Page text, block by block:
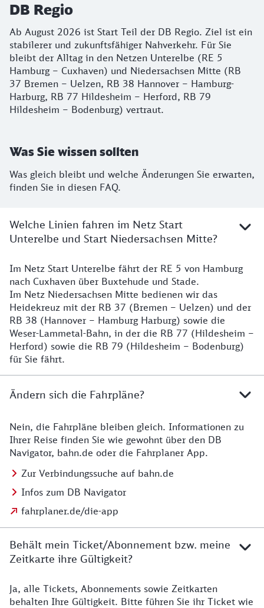
DB Regio
Ab August 2026 ist Start Teil der DB Regio. Ziel ist ein
stabilerer und zukunftsfähiger Nahverkehr. Für Sie
bleibt der Alltag in den Netzen Unterelbe (RE 5
Hamburg – Cuxhaven) und Niedersachsen Mitte (RB
37 Bremen – Uelzen, RB 38 Hannover – Hamburg-
Harburg, RB 77 Hildesheim – Herford, RB 79
Hildesheim – Bodenburg) vertraut.
Was Sie wissen sollten
Was gleich bleibt und welche Änderungen Sie erwarten,
finden Sie in diesen FAQ.
Welche Linien fahren im Netz Start
Unterelbe und Start Niedersachsen Mitte?
Details
Im Netz Start Unterelbe fährt der RE 5 von Hamburg
nach Cuxhaven über Buxtehude und Stade.
Im Netz Niedersachsen Mitte bedienen wir das
Heidekreuz mit der RB 37 (Bremen – Uelzen) und der
RB 38 (Hannover – Hamburg Harburg) sowie die
Weser-Lammetal-Bahn, in der die RB 77 (Hildesheim –
Herford) sowie die RB 79 (Hildesheim – Bodenburg)
für Sie fährt.
Ändern sich die Fahrpläne?
Details zu den Fahrplänen
Nein, die Fahrpläne bleiben gleich. Informationen zu
Ihrer Reise finden Sie wie gewohnt über den DB
Navigator, bahn.de oder die Fahrplaner App.
Zur Verbindungssuche auf bahn.de
Infos zum DB Navigator
fahrplaner.de/die-app
Behält mein Ticket/Abonnement bzw. meine
Zeitkarte ihre Gültigkeit?
Details zur Zeitkarte
Ja, alle Tickets, Abonnements sowie Zeitkarten
behalten Ihre Gültigkeit. Bitte führen Sie ihr Ticket wie